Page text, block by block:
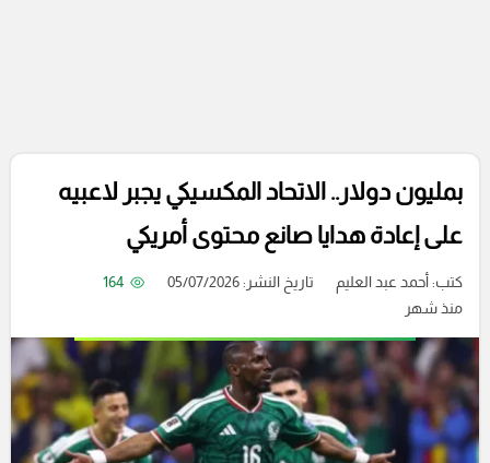
بمليون دولار.. الاتحاد المكسيكي يجبر لاعبيه
على إعادة هدايا صانع محتوى أمريكي
كتب:أحمد عبد العليم تاريخ النشر: 05/07/2026
164
منذ شهر